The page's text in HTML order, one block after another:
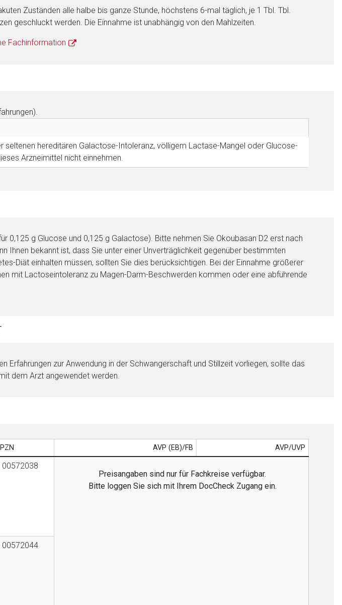
Zuständen alle halbe bis ganze Stunde, höchstens 6-mal täglich, je 1 Tbl. Tbl.
geschluckt werden. Die Einnahme ist unabhängig von den Mahlzeiten.
Fachinformation
seltenen hereditären Galactose-Intoleranz, völligem Lactase-Mangel oder Glucose-
Arzneimittel nicht einnehmen.
0,125 g Glucose und 0,125 g Galactose). Bitte nehmen Sie Okoubasan D2 erst nach
Ihnen bekannt ist, dass Sie unter einer Unverträglichkeit gegenüber bestimmten
Diät einhalten müssen, sollten Sie dies berücksichtigen. Bei der Einnahme größerer
mit Lactoseintoleranz zu Magen-Darm-Beschwerden kommen oder eine abführende
Erfahrungen zur Anwendung in der Schwangerschaft und Stillzeit vorliegen, sollte das
dem Arzt angewendet werden.
PZN AVP (EB)/FB AVP/UVP
00572038
Preisangaben sind nur für Fachkreise verfügbar.
Bitte loggen Sie sich mit Ihrem DocCheck Zugang ein.
00572044
Seite. Für die Inhalte der externen Web-Seite ist deren